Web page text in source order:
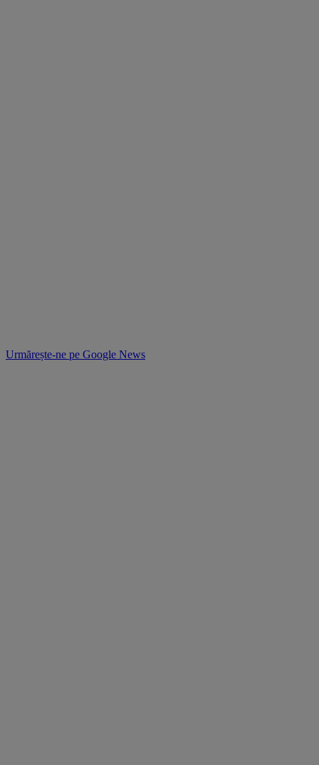
Urmărește-ne pe Google News